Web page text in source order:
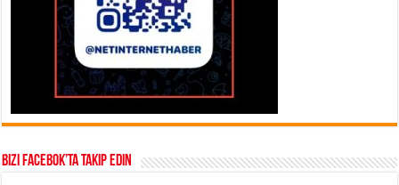
Bizi Facebok’ta takip edin